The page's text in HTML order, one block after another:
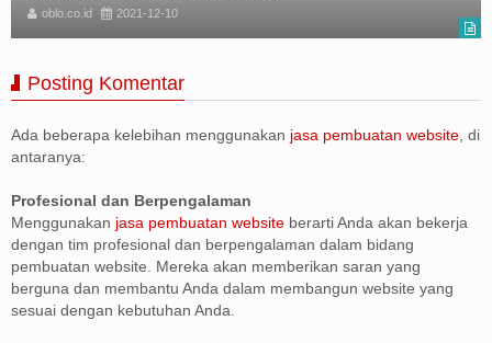
oblo.co.id 2021-12-10
Posting Komentar
Ada beberapa kelebihan menggunakan jasa pembuatan website , di
antaranya:
Profesional dan Berpengalaman
Menggunakan jasa pembuatan website berarti Anda akan bekerja
dengan tim profesional dan berpengalaman dalam bidang
pembuatan website. Mereka akan memberikan saran yang
berguna dan membantu Anda dalam membangun website yang
sesuai dengan kebutuhan Anda.